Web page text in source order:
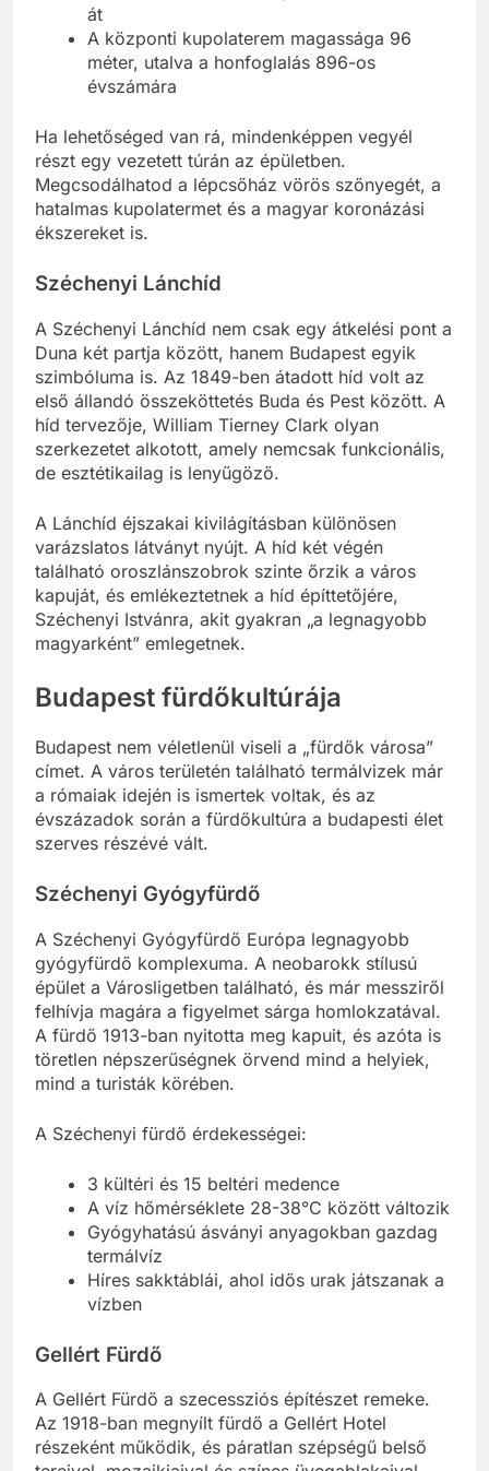
Közel 20 km hosszú folyosórendszer szövi
át
A központi kupolaterem magassága 96
méter, utalva a honfoglalás 896-os
Ha lehetőséged van rá, mindenképpen vegyél
részt egy vezetett túrán az épületben.
Megcsodálhatod a lépcsőház vörös szőnyegét, a
hatalmas kupolatermet és a magyar koronázási
Széchenyi Lánchíd
A Széchenyi Lánchíd nem csak egy átkelési pont a
Duna két partja között, hanem Budapest egyik
szimbóluma is. Az 1849-ben átadott híd volt az
első állandó összeköttetés Buda és Pest között. A
híd tervezője, William Tierney Clark olyan
szerkezetet alkotott, amely nemcsak funkcionális,
A Lánchíd éjszakai kivilágításban különösen
varázslatos látványt nyújt. A híd két végén
található oroszlánszobrok szinte őrzik a város
kapuját, és emlékeztetnek a híd építtetőjére,
Széchenyi Istvánra, akit gyakran „a legnagyobb
Budapest fürdőkultúrája
Budapest nem véletlenül viseli a „fürdők városa”
címet. A város területén található termálvizek már
a rómaiak idején is ismertek voltak, és az
évszázadok során a fürdőkultúra a budapesti élet
Széchenyi Gyógyfürdő
A Széchenyi Gyógyfürdő Európa legnagyobb
gyógyfürdő komplexuma. A neobarokk stílusú
épület a Városligetben található, és már messziről
felhívja magára a figyelmet sárga homlokzatával.
A fürdő 1913-ban nyitotta meg kapuit, és azóta is
töretlen népszerűségnek örvend mind a helyiek,
3 kültéri és 15 beltéri medence
A víz hőmérséklete 28-38°C között változik
Gyógyhatású ásványi anyagokban gazdag
termálvíz
Híres sakktáblái, ahol idős urak játszanak a
A Gellért Fürdő a szecessziós építészet remeke.
Az 1918-ban megnyílt fürdő a Gellért Hotel